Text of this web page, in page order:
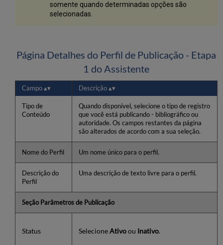
somente quando determinadas opções são
selecionadas.
Página Detalhes do Perfil de Publicação - Etapa
1 do Assistente
Campo Descrição
Tipo de
Conteúdo
Quando disponível, selecione o tipo de registro
que você está publicando - bibliográfico ou
autoridade. Os campos restantes da página
são alterados de acordo com a sua seleção.
Nome do Perfil Um nome único para o perfil.
Descrição do
Perfil
Uma descrição de texto livre para o perfil.
Seção Parâmetros de Publicação
Status SelecioneAtivoou Inativo.